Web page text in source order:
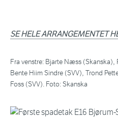
SE HELE ARRANGEMENTET
Fra venstre: Bjarte Næss
Bente Hiim Sindre (SVV), Trond
Foss (SVV). Foto: Skanska